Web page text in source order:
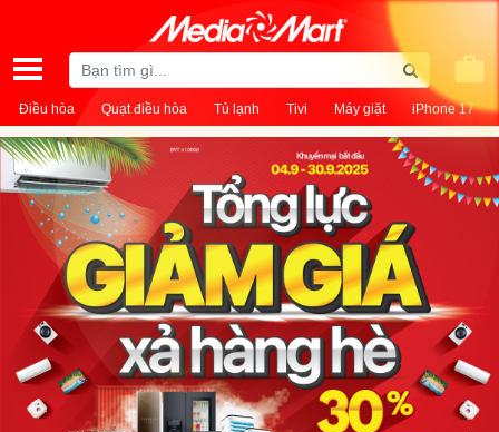
Điều hòa Quạt điều hòa Tủ lạnh Tivi Máy giặt iPhone 17